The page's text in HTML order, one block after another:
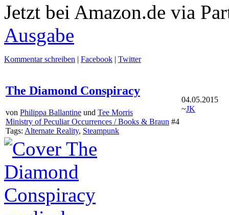
Jetzt bei Amazon.de via
Ausgabe
Kommentar schreiben | Facebook | Twitter
The Diamond Conspiracy
von Philippa Ballantine und Tee Morris
Ministry of Peculiar Occurrences / Books & Braun #4
Tags: Alternate Reality, Steampunk
04.05.2015
~JK